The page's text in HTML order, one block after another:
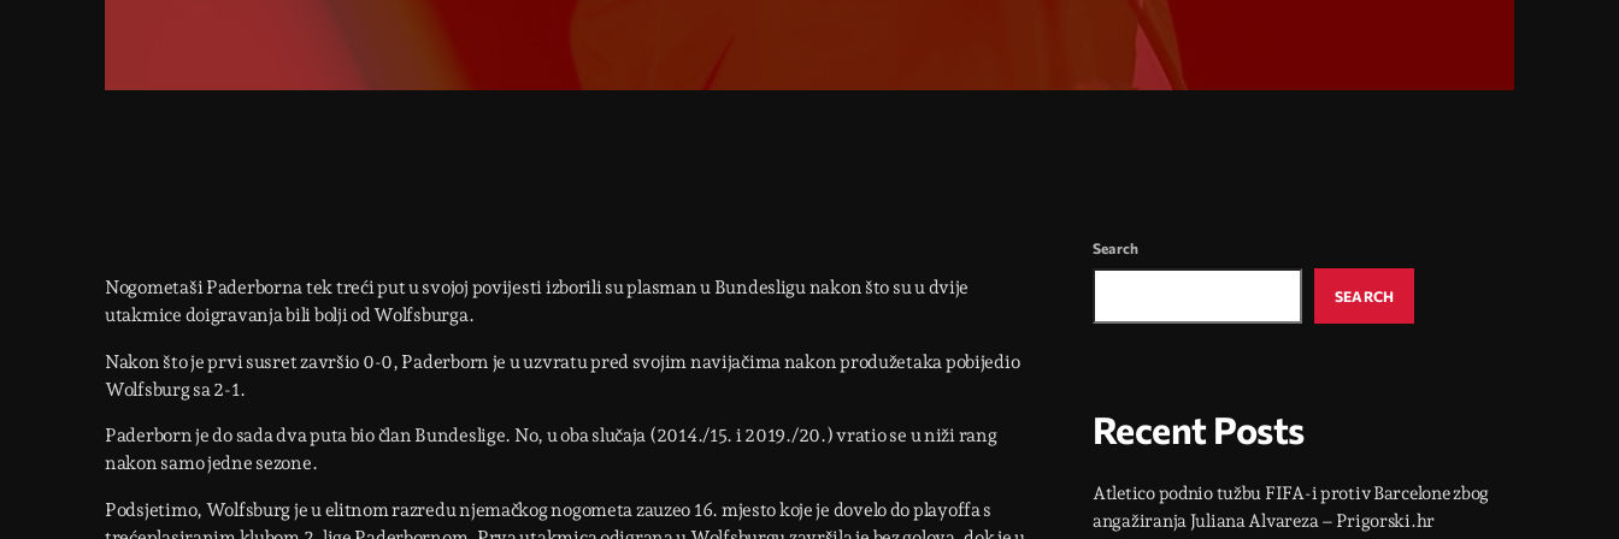
Nogometaši Paderborna tek treći put u svojoj povijesti izborili su plasman u Bundesligu nakon što su u dvije
utakmice doigravanja bili bolji od Wolfsburga.
Nakon što je prvi susret završio 0-0, Paderborn je u uzvratu pred svojim navijačima nakon produžetaka pobijedio
Wolfsburg sa 2-1.
Paderborn je do sada dva puta bio član Bundeslige. No, u oba slučaja (2014./15. i 2019./20.) vratio se u niži rang
nakon samo jedne sezone.
Podsjetimo, Wolfsburg je u elitnom razredu njemačkog nogometa zauzeo 16. mjesto koje je dovelo do playoffa s
Search
SEARCH
Recent Posts
Atletico podnio tužbu FIFA-i protiv Barcelone zbog
angažiranja Juliana Alvareza – Prigorski.hr